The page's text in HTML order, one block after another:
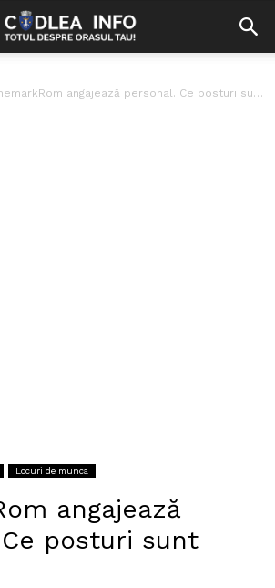
angajează personal. Ce posturi sunt vacante?
Locuri de munca
angajează
posturi sunt